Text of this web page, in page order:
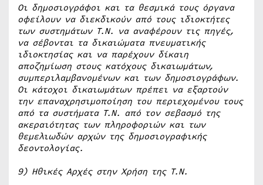
Οι δημοσιογράφοι και τα θεσμικά τους όργανα
οφείλουν να διεκδικούν από τους ιδιοκτήτες
των συστημάτων Τ.Ν. να αναφέρουν τις πηγές,
να σέβονται τα δικαιώματα πνευματικής
ιδιοκτησίας και να παρέχουν δίκαιη
αποζημίωση στους κατόχους δικαιωμάτων,
συμπεριλαμβανομένων και των δημοσιογράφων.
Οι κάτοχοι δικαιωμάτων πρέπει να εξαρτούν
την επαναχρησιμοποίηση του περιεχομένου τους
από τα συστήματα Τ.Ν. από τον σεβασμό της
ακεραιότητας των πληροφοριών και των
θεμελιωδών αρχών της δημοσιογραφικής
δεοντολογίας.
9) Ηθικές Αρχές στην Χρήση της Τ.Ν.